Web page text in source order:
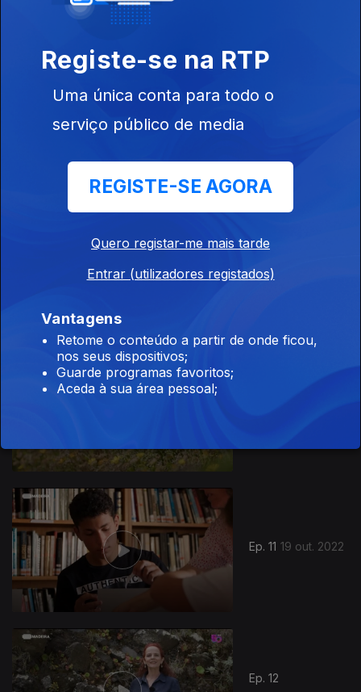
Ep. 9
Ep. 11 19 out. 2022
Ep. 12
649523
Registe-se na RTP
Uma única conta para todo o
serviço público de media
REGISTE-SE AGORA
Quero registar-me mais tarde
Entrar (utilizadores registados)
Vantagens
Retome o conteúdo a partir de onde ficou,
nos seus dispositivos;
Guarde programas favoritos;
Aceda à sua área pessoal;